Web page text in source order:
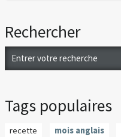
Rechercher
Tags populaires
recette mois anglais